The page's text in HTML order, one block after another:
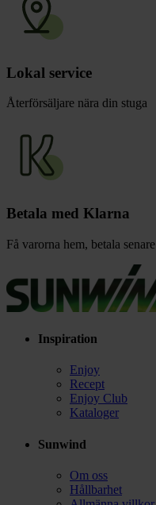
Lokal service
Återförsäljare nära din stuga
Betala med Klarna
Få varorna hem, betala senare
Inspiration
Enjoy
Recept
Enjoy Club
Kataloger
Sunwind
Om oss
Hållbarhet